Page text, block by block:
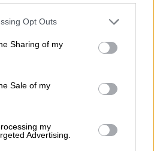
Opt Outs
Sharing of my
Sale of my
my
Advertising.
porque la lista de
Hermès estará
tamaños: 38 mm and